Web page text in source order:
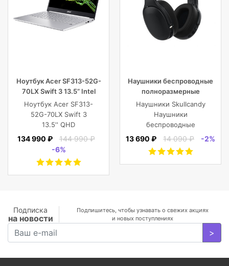
Ноутбук Acer SF313-52G-
70LX Swift 3 13.5” Intel
Core i7 16 GB 1TB SSD,
Silver
Ноутбук Acer SF313-
52G-70LX Swift 3
13.5'' QHD
(2256x1504) IPS/Intel
Core i7-1065G7
1.30GHz Quad/16
GB+1TB SSD/GF
MX350 2
кг/W10Pro/3Y/SILVER
134 990 ₽
144 990 ₽
-6%
Наушники беспроводные
полноразмерные
Skullcandy CRUSHER EVO
WIRELESS OVER-EAR,
черные
Наушники Skullcandy
Наушники
беспроводные
полноразмерные
WIRELESS OVER-EAR,
черные
13 690 ₽ 14 090 ₽ -2%
Подписка
на новости
Подпишитесь, чтобы узнавать о свежих акциях
и новых поступлениях
>